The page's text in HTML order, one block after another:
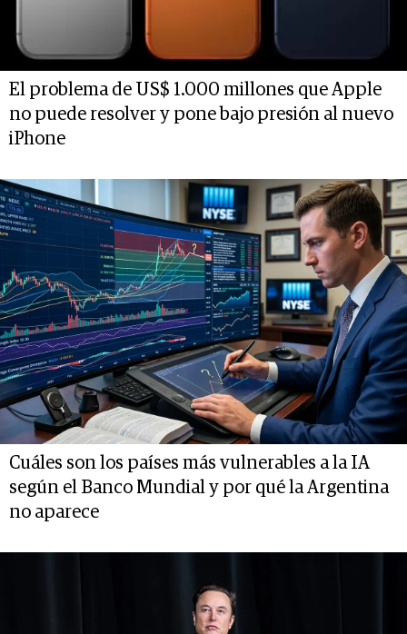
El problema de US$ 1.000 millones que Apple
no puede resolver y pone bajo presión al nuevo
iPhone
Cuáles son los países más vulnerables a la IA
según el Banco Mundial y por qué la Argentina
no aparece